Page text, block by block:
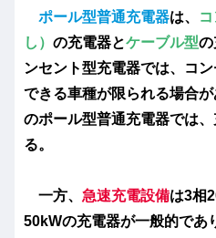
ポール型普通充電器は、
し） の充電器とケーブル型の
ンセント型充電器では、コ
できる車種が限られる場合
のポール型普通充電器では
る。
一方、 急速充電設備は3相
50kWの充電器が一般的であ